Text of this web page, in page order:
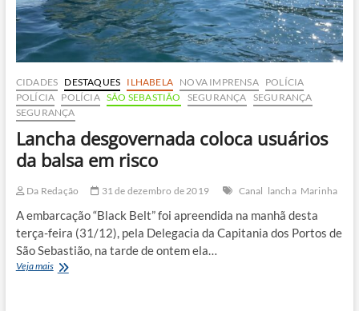
CIDADES DESTAQUES ILHABELA NOVA IMPRENSA
POLÍCIA
POLÍCIA POLÍCIA SÃO SEBASTIÃO SEGURANÇA SEGURANÇA
SEGURANÇA
Lancha desgovernada coloca usuários
da balsa em risco
Da Redação 31 de dezembro de 2019 Canal lancha Marinha
A embarcação “Black Belt” foi apreendida na manhã desta
terça-feira (31/12), pela Delegacia da Capitania dos Portos de
São Sebastião, na tarde de ontem ela…
Veja maisLancha